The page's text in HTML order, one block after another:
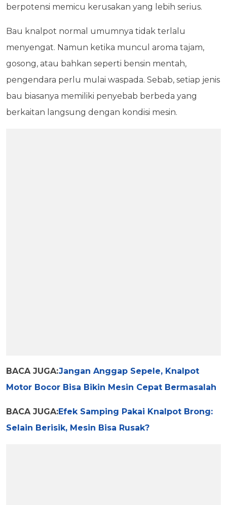
berpotensi memicu kerusakan yang lebih serius.
Bau knalpot normal umumnya tidak terlalu
menyengat. Namun ketika muncul aroma tajam,
gosong, atau bahkan seperti bensin mentah,
pengendara perlu mulai waspada. Sebab, setiap jenis
bau biasanya memiliki penyebab berbeda yang
berkaitan langsung dengan kondisi mesin.
BACA JUGA:Jangan Anggap Sepele, Knalpot
Motor Bocor Bisa Bikin Mesin Cepat Bermasalah
BACA JUGA:Efek Samping Pakai Knalpot Brong:
Selain Berisik, Mesin Bisa Rusak?